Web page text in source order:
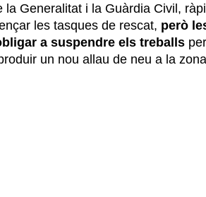
Generalitat i la Guàrdia Civil,
les tasques de rescat, però
a suspendre els treballs
un nou allau de neu a la